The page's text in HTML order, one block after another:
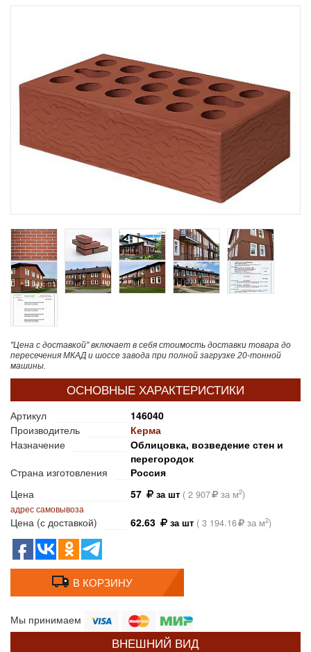
"Цена с доставкой" включает в себя стоимость доставки товара до
пересечения МКАД и шоссе завода при полной загрузке 20-тонной
машины.
ОСНОВНЫЕ ХАРАКТЕРИСТИКИ
Артикул
146040
Производитель
Керма
Назначение
Облицовка, возведение стен и
перегородок
Страна изготовления
Россия
Цена
57 за шт ( 2 907 за м2)
адрес самовывоза
Цена (с доставкой) 62.63 за шт ( 3 194.16 за м2)
В КОРЗИНУ
Мы принимаем
ВНЕШНИЙ ВИД